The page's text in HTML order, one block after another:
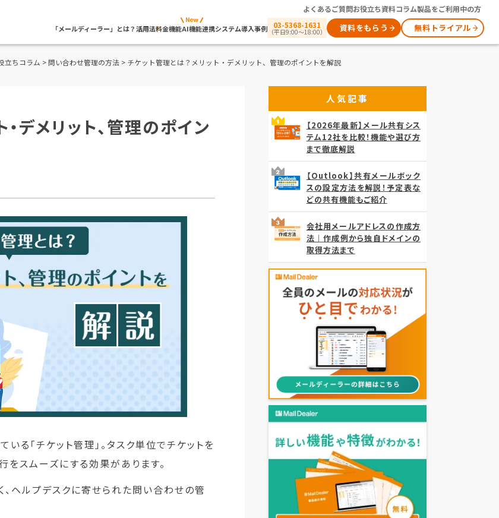
よくあるご質問お役立ち資料コラム製品をご利用中の方
「メールディーラー」とは？活用法料金機能AI機能連携システム導入事例 03-5368-1631
（平日9:00～18:00） 資料をもらう 無料トライアル
立ちコラム > 問い合わせ管理の方法 > チケット管理とは？メリット・デメリット、管理のポイントを解説
デメリット、管理のポイン
る「チケット管理」。タスク単位でチケットを
をスムーズにする効果があります。
ヘルプデスクに寄せられた問い合わせの管
人気記事
【2026年最新】メール共有シス
テム12社を比較！機能や選び方
まで徹底解説
【Outlook】共有メールボック
スの設定方法を解説！予定表な
どの共有機能もご紹介
会社用メールアドレスの作成方
法｜作成例から独自ドメインの
取得方法まで